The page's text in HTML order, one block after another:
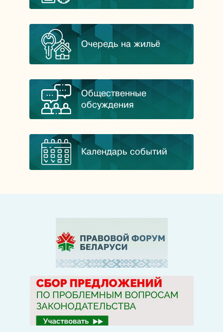
Очередь на жильё
Общественные
обсуждения
Календарь событий